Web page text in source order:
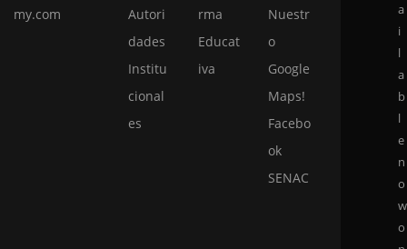
my.com
Autori
dades
Institu
cional
es
rma
Educat
iva
Nuestr
o
Google
Maps!
Facebo
ok
SENAC
a
i
l
a
b
l
e
n
o
w
o